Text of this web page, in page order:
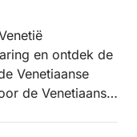
en ontdek de
Venetiaanse
de Venetiaanse